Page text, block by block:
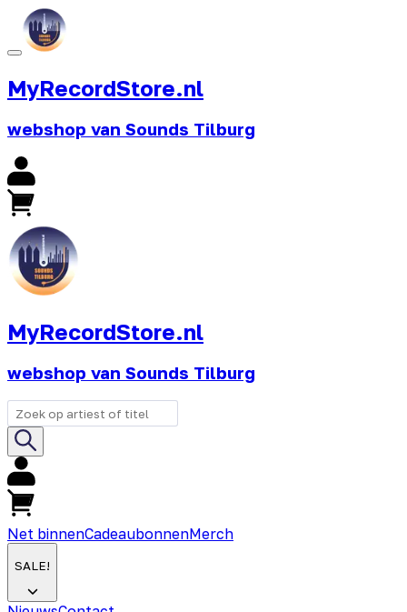
MyRecordStore.nl
webshop van Sounds Tilburg
MyRecordStore.nl
webshop van Sounds Tilburg
Net binnenCadeaubonnenMerch
SALE!